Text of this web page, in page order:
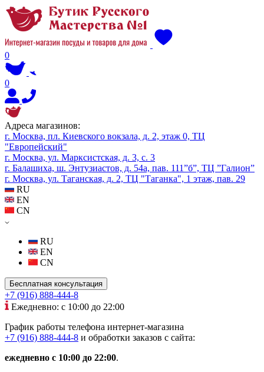
0
0
Адреса магазинов:
г. Москва, пл. Киевского вокзала, д. 2, этаж 0, ТЦ
"Европейский"
г. Москва, ул. Марксистская, д. 3, с. 3
г. Балашиха, ш. Энтузиастов, д. 54а, пав. 111”б”, ТЦ ”Галион”
г. Москва, ул. Таганская, д. 2, ТЦ "Таганка", 1 этаж, пав. 29
RU
EN
CN
RU
EN
CN
Бесплатная консультация
+7 (916) 888-444-8
Ежедневно: с 10:00 до 22:00
График работы телефона интернет-магазина
+7 (916) 888-444-8 и обработки заказов с сайта:
ежедневно с 10:00 до 22:00.